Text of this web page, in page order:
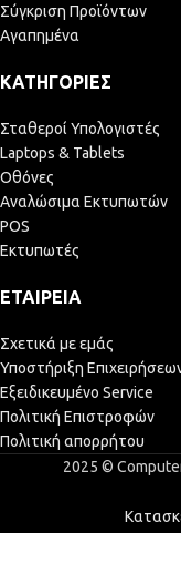
Σύγκριση Προϊόντων
Αγαπημένα
ΚΑΤΗΓΟΡΊΕΣ
Σταθεροί Υπολογιστές
Laptops & Tablets
Οθόνες
Αναλώσιμα Εκτυπωτών
POS
Εκτυπωτές
ΕΤΑΙΡΕΊΑ
Σχετικά με εμάς
Υποστήριξη
Εξειδικευμένο Service
Πολιτική Επιστροφών
Πολιτική απορρήτου
2025 ©